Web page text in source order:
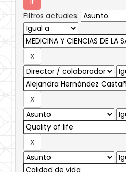
Filtros actuales: